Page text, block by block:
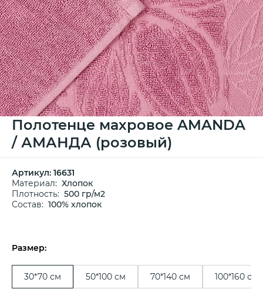
Полотенце махровое AMANDA
/ АМАНДА (розовый)
Артикул: 16631
Материал: Хлопок
Плотность: 500 гр/м2
Состав: 100% хлопок
Размер:
30*70 см 50*100 см 70*140 см 100*160 см